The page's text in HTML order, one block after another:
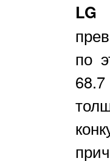
LG
по